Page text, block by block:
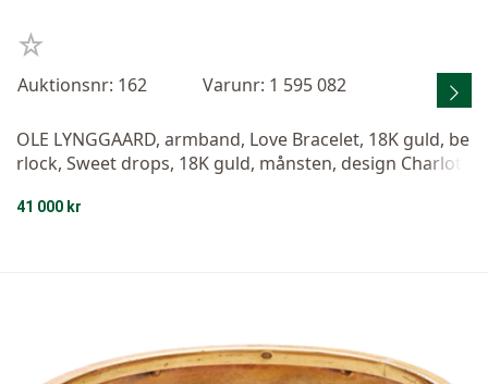
Auktionsnr: 162 Varunr: 1 595 082
OLE LYNGGAARD, armband, Love Bracelet, 18K guld, be
rlock, Sweet drops, 18K guld, månsten, design Charlott
41 000 kr